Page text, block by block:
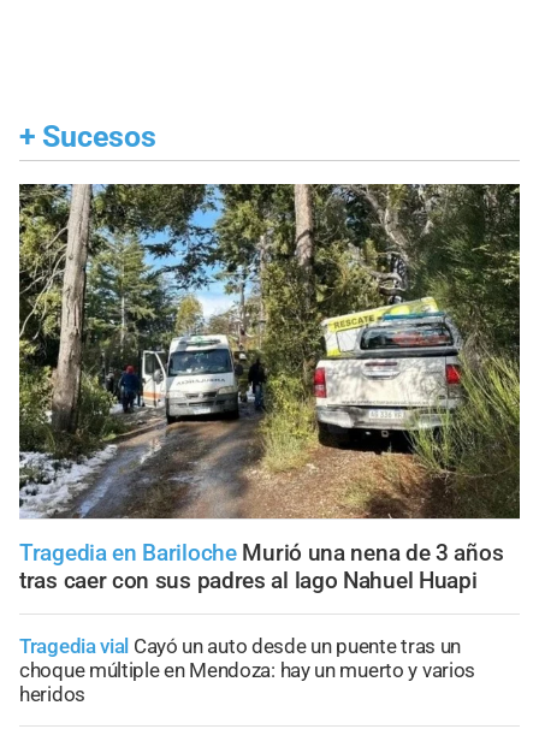
+ Sucesos
Tragedia en Bariloche Murió una nena de 3 años
tras caer con sus padres al lago Nahuel Huapi
Tragedia vial Cayó un auto desde un puente tras un
choque múltiple en Mendoza: hay un muerto y varios
heridos